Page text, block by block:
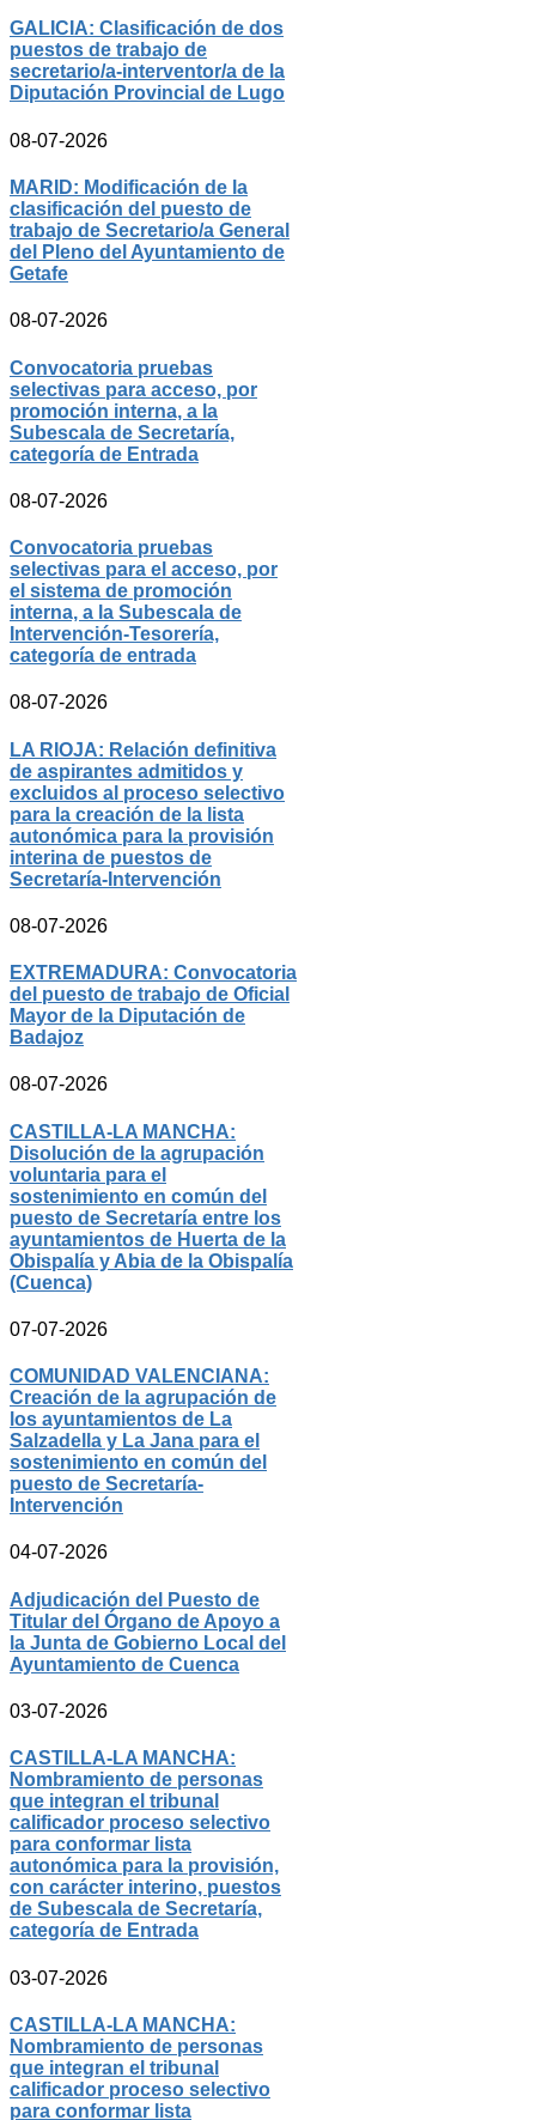
GALICIA: Clasificación de dos
puestos de trabajo de
secretario/a-interventor/a de la
Diputación Provincial de Lugo
08-07-2026
MARID: Modificación de la
clasificación del puesto de
trabajo de Secretario/a General
del Pleno del Ayuntamiento de
Getafe
08-07-2026
Convocatoria pruebas
selectivas para acceso, por
promoción interna, a la
Subescala de Secretaría,
categoría de Entrada
08-07-2026
Convocatoria pruebas
selectivas para el acceso, por
el sistema de promoción
interna, a la Subescala de
Intervención-Tesorería,
categoría de entrada
08-07-2026
LA RIOJA: Relación definitiva
de aspirantes admitidos y
excluidos al proceso selectivo
para la creación de la lista
autonómica para la provisión
interina de puestos de
Secretaría-Intervención
08-07-2026
EXTREMADURA: Convocatoria
del puesto de trabajo de Oficial
Mayor de la Diputación de
Badajoz
08-07-2026
CASTILLA-LA MANCHA:
Disolución de la agrupación
voluntaria para el
sostenimiento en común del
puesto de Secretaría entre los
ayuntamientos de Huerta de la
Obispalía y Abia de la Obispalía
(Cuenca)
07-07-2026
COMUNIDAD VALENCIANA:
Creación de la agrupación de
los ayuntamientos de La
Salzadella y La Jana para el
sostenimiento en común del
puesto de Secretaría-
Intervención
04-07-2026
Adjudicación del Puesto de
Titular del Órgano de Apoyo a
la Junta de Gobierno Local del
Ayuntamiento de Cuenca
03-07-2026
CASTILLA-LA MANCHA:
Nombramiento de personas
que integran el tribunal
calificador proceso selectivo
para conformar lista
autonómica para la provisión,
con carácter interino, puestos
de Subescala de Secretaría,
categoría de Entrada
03-07-2026
CASTILLA-LA MANCHA:
Nombramiento de personas
que integran el tribunal
calificador proceso selectivo
para conformar lista